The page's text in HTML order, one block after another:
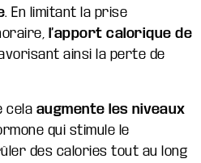
. En limitant la prise
l’apport calorique de
ainsi la perte de
cela augmente les niveaux
qui stimule le
des calories tout au long